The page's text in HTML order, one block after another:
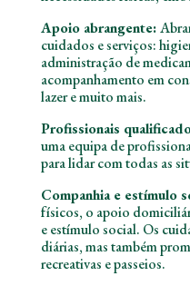
Apoio abrangente:
cuidados e serviços:
administração de
acompanhamento em
lazer e muito mais.
Profissionais
uma equipa de
para lidar com todas as
Companhia e estímulo
físicos, o apoio
e estímulo social. Os
diárias, mas também
recreativas e passeios.